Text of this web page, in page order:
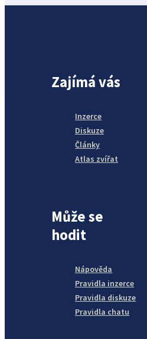
Zajímá vás
Inzerce
Diskuze
Články
Atlas zvířat
Může se
hodit
Nápověda
Pravidla inzerce
Pravidla diskuze
Pravidla chatu